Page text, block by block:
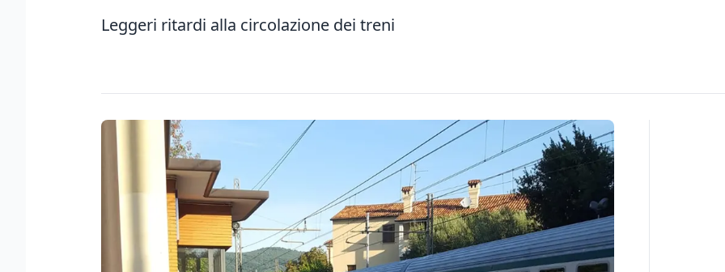
Leggeri ritardi alla circolazione dei treni